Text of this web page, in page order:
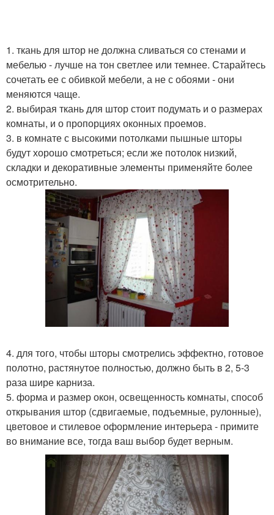
1. ткань для штор не должна сливаться со стенами и
мебелью - лучше на тон светлее или темнее. Старайтесь
сочетать ее с обивкой мебели, а не с обоями - они
меняются чаще.
2. выбирая ткань для штор стоит подумать и о размерах
комнаты, и о пропорциях оконных проемов.
3. в комнате с высокими потолками пышные шторы
будут хорошо смотреться; если же потолок низкий,
складки и декоративные элементы применяйте более
осмотрительно.
4. для того, чтобы шторы смотрелись эффектно, готовое
полотно, растянутое полностью, должно быть в 2, 5-3
раза шире карниза.
5. форма и размер окон, освещенность комнаты, способ
открывания штор (сдвигаемые, подъемные, рулонные),
цветовое и стилевое оформление интерьера - примите
во внимание все, тогда ваш выбор будет верным.